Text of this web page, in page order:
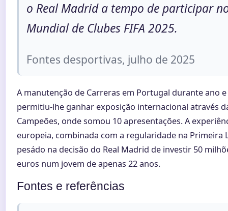
o Real Madrid a tempo de participar
Mundial de Clubes FIFA 2025.
Fontes desportivas, julho de 2025
A manutenção de Carreras em Portugal durante ano
permitiu-lhe ganhar exposição internacional através
Campeões, onde somou 10 apresentações. A
europeia, combinada com a regularidade na Primeira
pesádo na decisão do Real Madrid de investir 50
euros num jovem de apenas 22 anos.
Fontes e referências